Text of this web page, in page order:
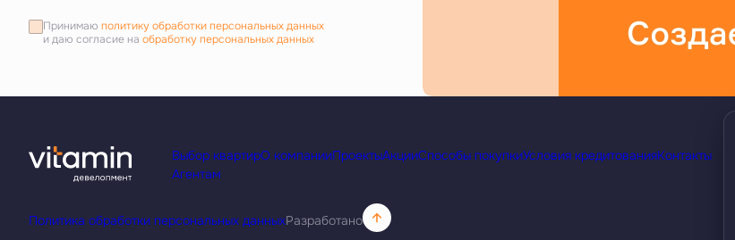
Принимаю политику обработки персональных данных
и даю согласие на обработку персональных данных
Выбор квартирО компанииПроектыАкцииСпособы покупкиУсловия кредитованияКонтакты
Агентам
Политика обработки персональных данныхРазработано